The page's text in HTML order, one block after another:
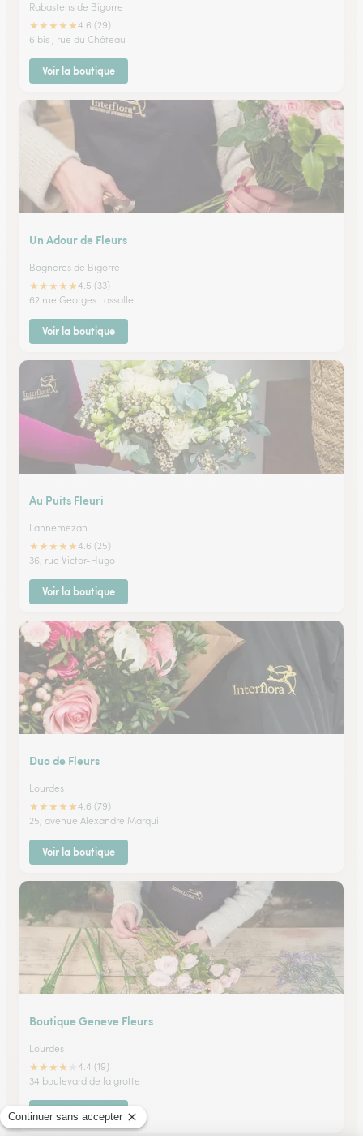
Rabastens de Bigorre
★★★★★4.6 (29)
6 bis , rue du Château
Voir la boutique
Un Adour de Fleurs
Bagneres de Bigorre
★★★★★4.5 (33)
62 rue Georges Lassalle
Voir la boutique
Au Puits Fleuri
Lannemezan
★★★★★4.6 (25)
36, rue Victor-Hugo
Voir la boutique
Duo de Fleurs
Lourdes
★★★★★4.6 (79)
25, avenue Alexandre Marqui
Voir la boutique
Boutique Geneve Fleurs
Lourdes
★★★★
4.4 (19)
34 boulevard de la grotte
Voir la boutique